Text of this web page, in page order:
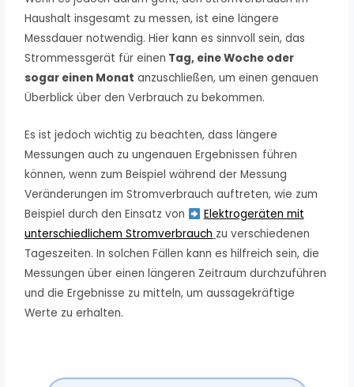
Haushalt insgesamt zu messen, ist eine längere
Messdauer notwendig. Hier kann es sinnvoll sein, das
Strommessgerät für einen Tag, eine Woche oder
sogar einen Monat anzuschließen, um einen genauen
Überblick über den Verbrauch zu bekommen.
Es ist jedoch wichtig zu beachten, dass längere
Messungen auch zu ungenauen Ergebnissen führen
können, wenn zum Beispiel während der Messung
Veränderungen im Stromverbrauch auftreten, wie zum
Beispiel durch den Einsatz von
Elektrogeräten mit
unterschiedlichem Stromverbrauch zu verschiedenen
Tageszeiten. In solchen Fällen kann es hilfreich sein, die
Messungen über einen längeren Zeitraum durchzuführen
und die Ergebnisse zu mitteln, um aussagekräftige
Werte zu erhalten.